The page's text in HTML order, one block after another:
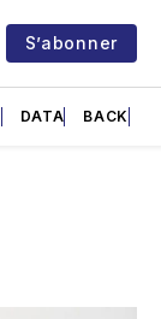
S’abonner
DATA BACK